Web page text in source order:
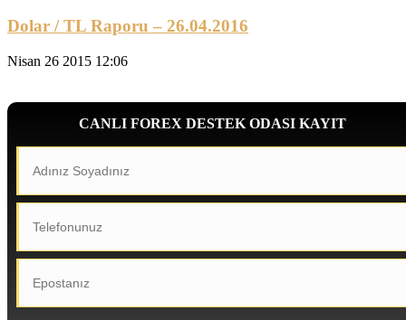
Dolar / TL Raporu – 26.04.2016
Nisan 26 2015 12:06
CANLI FOREX DESTEK ODASI KAYIT